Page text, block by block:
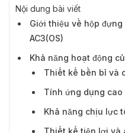
Khả năng hoạt động
Nội dung bài viết
Giới thiệu về hộp
AC3(OS)
Khả năng hoạt động
Thiết kế bền bỉ và
Tính ứng dụng cao
Khả năng chịu lực
Thiết kế tiện lợi và